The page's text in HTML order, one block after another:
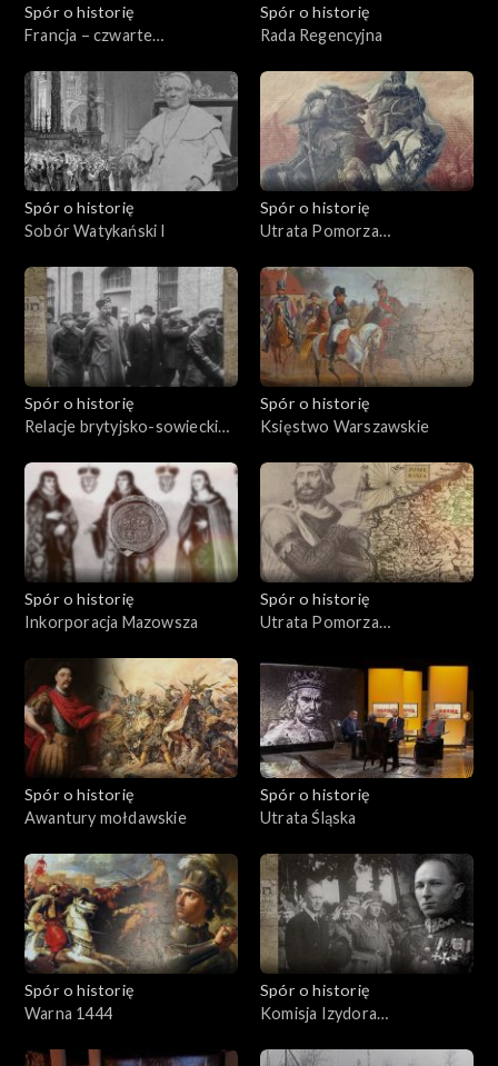
Spór o historię
Francja – czwarte
Spór o historię
Rada Regencyjna
Spór o historię
Sobór Watykański I
Spór o historię
Utrata Pomorza
Spór o historię
Relacje brytyjsko-sowieckie
Spór o historię
Księstwo Warszawskie
Spór o historię
Inkorporacja Mazowsza
Spór o historię
Utrata Pomorza
Spór o historię
Awantury mołdawskie
Spór o historię
Utrata Śląska
Spór o historię
Warna 1444
Spór o historię
Komisja Izydora